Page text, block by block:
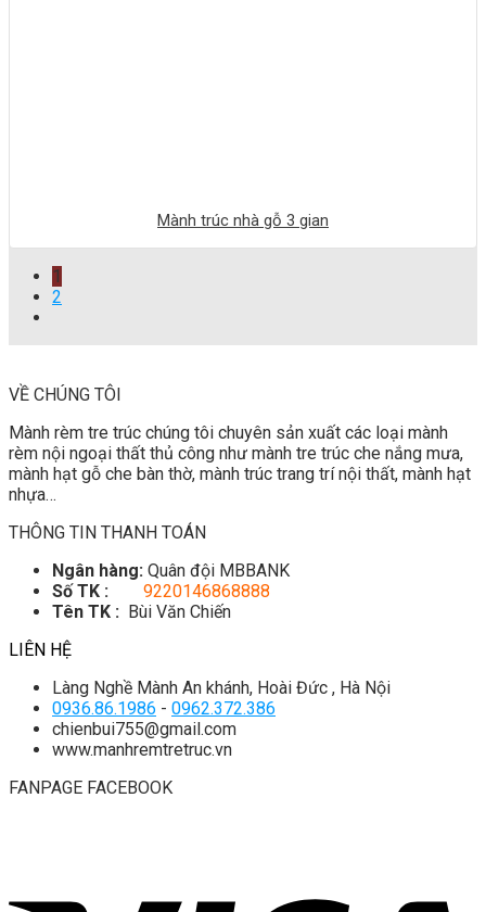
Mành trúc nhà gỗ 3 gian
1
2
VỀ CHÚNG TÔI
Mành rèm tre trúc chúng tôi chuyên sản xuất các loại mành
rèm nội ngoại thất thủ công như mành tre trúc che nắng mưa,
mành hạt gỗ che bàn thờ, mành trúc trang trí nội thất, mành hạt
nhựa…
THÔNG TIN THANH TOÁN
Ngân hàng: Quân đội MBBANK
Số TK :
9220146868888
Tên TK : Bùi Văn Chiến
LIÊN HỆ
Làng Nghề Mành An khánh, Hoài Đức , Hà Nội
0936.86.1986 - 0962.372.386
chienbui755@gmail.com
www.manhremtretruc.vn
FANPAGE FACEBOOK